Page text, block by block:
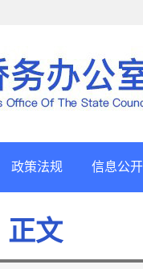
政策法规 信息公开
正文